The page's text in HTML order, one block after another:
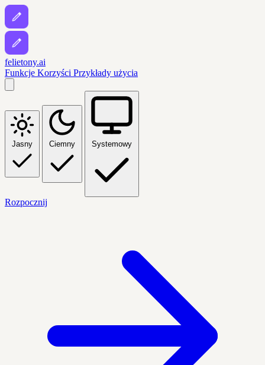
felietony.ai
Funkcje Korzyści Przykłady użycia
Jasny Ciemny Systemowy
Rozpocznij